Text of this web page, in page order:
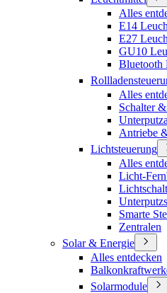
Alles
E14
E27
GU10
Bluetooth
Alles
Schalter
Antriebe
Lichtsteuerung
Alles
Licht-
Smarte
Zentralen
Solar & Energie
Alles entdecken
Solarmodule